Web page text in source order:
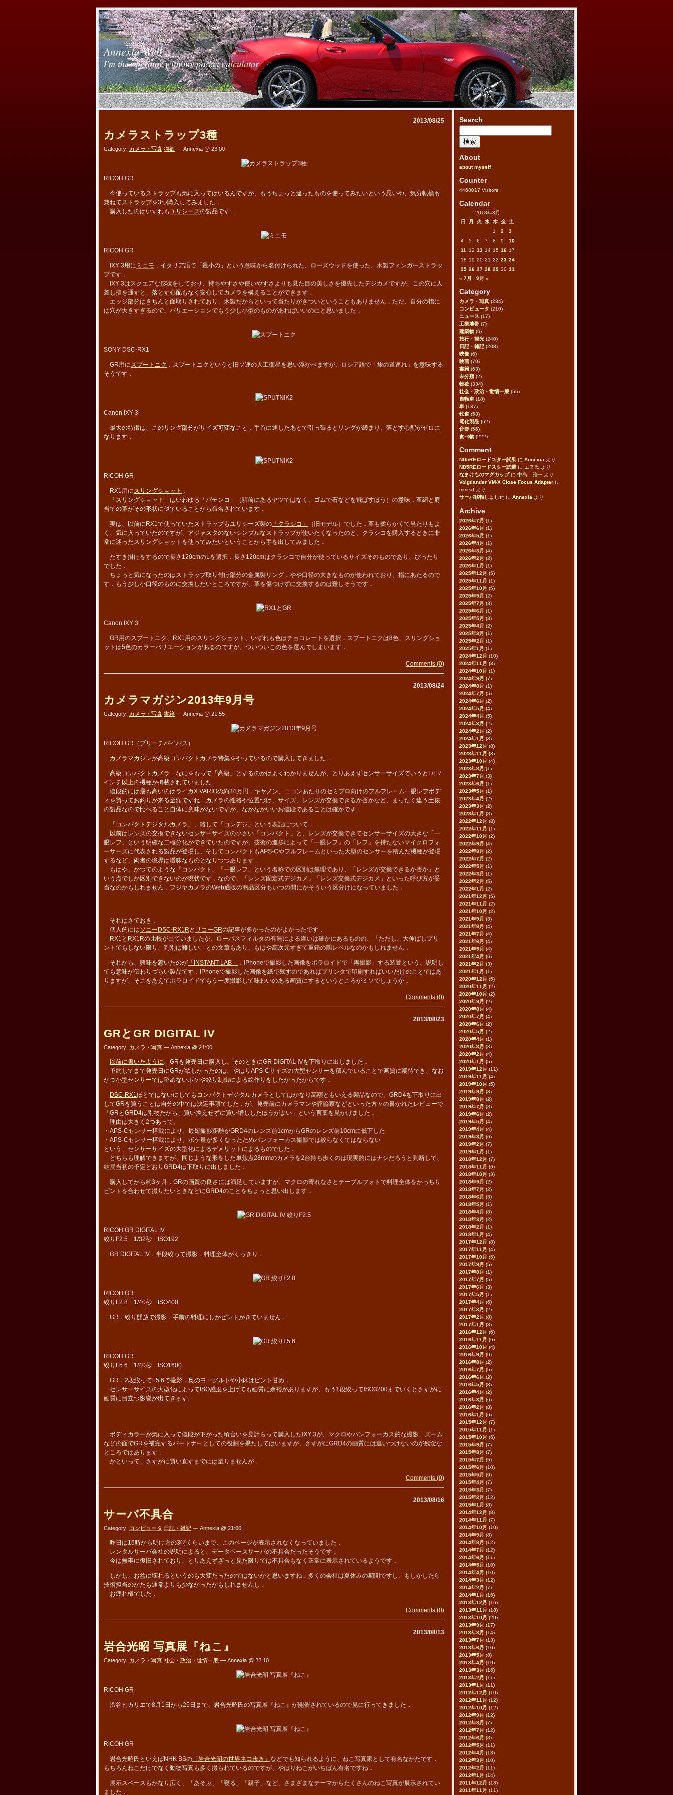
Annexia Web
I'm the operator with my pocket calculator
Search
索:
About
about myself
Counter
4468017 Visitors
Calendar
2013年8月
日
月 火 水 木 金
土
1
2
3
4
5 6 7 8 9
10
11
12 13 14 15 16 17
18 19 20 21 22 23 24
25 26 27 28 29 30 31
« 7月
9月 »
Category
カメラ・写真 (234)
コンピュータ (210)
ニュース (17)
工業地帯 (7)
建築物 (6)
旅行・観光 (240)
日記・雑記(208)
映像 (6)
映画 (79)
書籍 (63)
未分類 (2)
物欲 (334)
社会・政治・世情一般 (55)
自転車 (18)
車 (137)
鉄道 (58)
電化製品 (62)
音楽 (56)
食べ物 (222)
Comment
ND5REロードスター試乗 に Annexia より
ND5REロードスター試乗 に エヌ氏 より
なまけものマグカップに 中島 雅一 より
Voigtlander VM-X Close Focus Adapter に
mmtsd より
サーバ移転しました に Annexia より
Archive
2026年7月 (1)
2026年6月 (1)
2026年5月 (1)
2026年4月 (1)
2026年3月 (4)
2026年2月 (2)
2026年1月 (1)
2025年12月 (5)
2025年11月 (1)
2025年10月 (5)
2025年9月 (2)
2025年7月 (3)
2025年6月 (1)
2025年5月 (3)
2025年4月 (2)
2025年3月 (1)
2025年2月 (1)
2025年1月 (1)
2024年12月 (10)
2024年11月 (3)
2024年10月 (1)
2024年9月 (7)
2024年8月 (1)
2024年7月 (5)
2024年6月 (2)
2024年5月 (4)
2024年4月 (5)
2024年3月 (2)
2024年2月 (2)
2024年1月 (3)
2023年12月 (8)
2023年11月 (3)
2023年10月 (4)
2023年8月 (1)
2023年7月 (3)
2023年6月 (1)
2023年5月 (1)
2023年4月 (2)
2023年3月 (2)
2023年1月 (3)
2022年12月 (8)
2022年11月 (1)
2022年10月 (2)
2022年9月 (4)
2022年8月 (2)
2022年7月 (2)
2022年5月 (1)
2022年3月 (1)
2022年2月 (5)
2022年1月 (2)
2021年12月 (5)
2021年11月 (2)
2021年10月 (2)
2021年9月 (3)
2021年8月 (4)
2021年7月 (4)
2021年6月 (4)
2021年5月 (4)
2021年4月 (6)
2021年2月 (3)
2021年1月 (1)
2020年12月 (5)
2020年11月 (2)
2020年10月 (2)
2020年9月 (2)
2020年8月 (4)
2020年7月 (4)
2020年6月 (2)
2020年5月 (2)
2020年4月 (1)
2020年3月 (3)
2020年2月 (4)
2020年1月 (5)
2019年12月 (11)
2019年11月 (4)
2019年10月 (5)
2019年9月 (3)
2019年8月 (2)
2019年7月 (3)
2019年6月 (2)
2019年5月 (4)
2019年4月 (4)
2019年3月 (6)
2019年2月 (7)
2019年1月 (1)
2018年12月 (7)
2018年11月 (6)
2018年10月 (3)
2018年9月 (2)
2018年7月 (2)
2018年6月 (3)
2018年5月 (1)
2018年4月 (8)
2018年3月 (2)
2018年2月 (1)
2018年1月 (4)
2017年12月 (8)
2017年11月 (4)
2017年10月 (5)
2017年9月 (5)
2017年8月 (1)
2017年7月 (5)
2017年6月 (3)
2017年5月 (1)
2017年4月 (6)
2017年3月 (2)
2017年2月 (8)
2017年1月 (8)
2016年12月 (6)
2016年11月 (6)
2016年10月 (4)
2016年9月 (9)
2016年8月 (2)
2016年7月 (5)
2016年6月 (2)
2016年5月 (3)
2016年4月 (2)
2016年3月 (6)
2016年2月 (8)
2016年1月 (6)
2015年12月 (7)
2015年11月 (1)
2015年10月 (6)
2015年9月 (7)
2015年8月 (7)
2015年7月 (5)
2015年6月 (10)
2015年5月 (9)
2015年4月 (7)
2015年3月 (7)
2015年2月 (12)
2015年1月 (8)
2014年12月 (8)
2014年11月 (7)
2014年10月 (10)
2014年9月 (8)
2014年8月 (12)
2014年7月 (12)
2014年6月 (11)
2014年5月 (10)
2014年4月 (10)
2014年3月 (12)
2014年2月 (7)
2014年1月 (16)
2013年12月 (16)
2013年11月 (18)
2013年10月 (20)
2013年9月 (17)
2013年8月 (14)
2013年7月 (13)
2013年6月 (10)
2013年5月 (8)
2013年4月 (10)
2013年3月 (16)
2013年2月 (11)
2013年1月 (11)
2012年12月 (10)
2012年11月 (12)
2012年10月 (12)
2012年9月 (12)
2012年8月 (7)
2012年7月 (12)
2012年6月 (8)
2012年5月 (11)
2012年4月 (13)
2012年3月 (10)
2012年2月 (11)
2012年1月 (14)
2011年12月 (13)
2011年11月 (11)
2013/08/25
カメラストラップ3種
Category: カメラ・写真 物欲 — Annexia @ 23:00
RICOH GR
今使っているストラップも気に入ってはいるんですが、もうちょっと違ったものを使ってみたいという思いや、気分転換も
兼ねてストラップを3つ購入してみました．
購入したのはいずれも ユリシーズの製品です．
RICOH GR
IXY 3用に ミニモ ．イタリア語で「最小の」という意味から名付けられた、ローズウッドを使った、木製フィンガーストラッ
プです．
IXY 3はスクエアな形状をしており、持ちやすさや使いやすさよりも見た目の美しさを優先したデジカメですが、この穴に人
差し指を通すと、落とす心配もなく安心してカメラを構えることができます．
エッジ部分はきちんと面取りされており、木製だからといって当たりがきついということもありません．ただ、自分の指に
は穴が大きすぎるので、バリエーションでもう少し小型のものがあればいいのにと思いました．
SONY DSC-RX1
GR用に スプートニク ．スプートニクというと旧ソ連の人工衛星を思い浮かべますが、ロシア語で「旅の道連れ」を意味する
そうです．
Canon IXY 3
最大の特徴は、このリング部分がサイズ可変なこと．手首に通したあとで引っ張るとリングが締まり、落とす心配がゼロに
なります．
RICOH GR
RX1用に スリングショット ．
「スリングショット」はいわゆる「パチンコ」（駅前にあるヤツではなく、ゴムで石などを飛ばすほう）の意味．革紐と肩
当ての革がその形状に似ていることから命名されています．
実は、以前にRX1で使っていたストラップもユリシーズ製の 「クラシコ」
（旧モデル）でした．革も柔らかくて当たりもよ
く、気に入っていたのですが、アジャスタのないシンプルなストラップが使いたくなったのと、クラシコを購入するときに非
常に迷ったスリングショットを使ってみたいということから手を出してみました．
たすき掛けをするので長さ120cmのLを選択．長さ120cmはクラシコで自分が使っているサイズそのものであり、ぴったり
でした．
ちょっと気になったのはストラップ取り付け部分の金属製リング．やや口径の大きなものが使われており、指にあたるので
す．もう少し小口径のものに交換したいところですが、革を傷つけずに交換するのは難しそうです．
Canon IXY 3
GR用のスプートニク、RX1用のスリングショット、いずれも色はチョコレートを選択．スプートニクは8色、スリングショ
ットは5色のカラーバリエーションがあるのですが、ついついこの色を選んでしまいます．
Comments (0)
2013/08/24
カメラマガジン2013年9月号
Category: カメラ・写真 書籍 — Annexia @ 21:55
RICOH GR（ブリーチバイパス）
カメラマガジンが高級コンパクトカメラ特集をやっているので購入してきました．
高級コンパクトカメラ．なにをもって「高級」とするのかはよくわかりませんが、とりあえずセンサーサイズでいうと1/1.7
インチ以上の機種が掲載されていました．
値段的には最も高いのはライカX VARIOの約34万円．キヤノン、ニコンあたりのセミプロ向けのフルフレーム一眼レフボデ
ィを買ってお釣りが来る金額ですね．カメラの性格や位置づけ、サイズ、レンズが交換できるか否かなど、まったく違う土俵
の製品なので比べること自体に意味がないですが、なかなかいいお値段であることは確かです．
「コンパクトデジタルカメラ」、略して「コンデジ」という表記について．
以前はレンズの交換できないセンサーサイズの小さい「コンパクト」と、レンズが交換できてセンサーサイズの大きな「一
眼レフ」という明確な二極分化ができていたのですが、技術の進歩によって「一眼レフ」の「レフ」を持たないマイクロフォ
ーサーズに代表される製品が登場し、そしてコンパクトもAPS-Cやフルフレームといった大型のセンサーを積んだ機種が登場
するなど、両者の境界は曖昧なものとなりつつあります．
もはや、かつてのような「コンパクト」「一眼レフ」という名称での区別は無理であり、「レンズが交換できるか否か」と
いう点でしか区別できないのが現状です．なので、「レンズ固定式デジカメ」「レンズ交換式デジカメ」といった呼び方が妥
当なのかもしれません．フジヤカメラのWeb通販の商品区分もいつの間にかそういう区分けになっていました．
それはさておき．
個人的にはソニーDSC-RX1R と リコーGRの記事が多かったのがよかったです．
RX1とRX1Rの比較が出ていましたが、ローパスフィルタの有無による違いは確かにあるものの、「ただし、大伸ばしプリ
ントでもしない限り、判別は難しい」との文章もあり、もはや高次元すぎて重箱の隅レベルなのかもしれません．
それから、興味を惹いたのが 「INSTANT LAB」
．iPhoneで撮影した画像をポラロイドで「再撮影」する装置という、説明し
ても意味が伝わりづらい製品です．iPhoneで撮影した画像を紙で残すのであればプリンタで印刷すればいいだけのことではあ
りますが、そこをあえてポラロイドでもう一度撮影して味わいのある画質にするというところがミソでしょうか．
Comments (0)
2013/08/23
GRとGR DIGITAL IV
Category: カメラ・写真 — Annexia @ 21:00
以前に書いたように 、GRを発売日に購入し、そのときにGR DIGITAL IVを下取りに出しました．
予約してまで発売日にGRが欲しかったのは、やはりAPS-Cサイズの大型センサーを積んでいることで画質に期待でき、なお
かつ小型センサーでは望めないボケや絞り制御による絵作りをしたかったからです．
DSC-RX1 ほどではないにしてもコンパクトデジタルカメラとしてはかなり高額ともいえる製品なので、GRD4を下取りに出
してGRを買うことは自分の中では決定事項でした．が、発売前にカメラマンや評論家などといった方々の書かれたレビューで
「GRとGRD4は別物だから、買い換えせずに買い増ししたほうがよい」という言葉を見かけました．
理由は大きく2つあって、
・APS-Cセンサー搭載により、最短撮影距離がGRD4のレンズ前1cmからGRのレンズ前10cmに低下した
・APS-Cセンサー搭載により、ボケ量が多くなったためパンフォーカス撮影では絞らなくてはならない
という、センサーサイズの大型化によるデメリットによるものでした．
どちらも理解できますが、同じような形をした単焦点28mmのカメラを2台持ち歩くのは現実的にはナシだろうと判断して、
結局当初の予定どおりGRD4は下取りに出しました．
購入してから約3ヶ月．GRの画質の良さには満足していますが、マクロの寄れなさとテーブルフォトで料理全体をかっちり
ピントを合わせて撮りたいときなどにGRD4のことをちょっと思い出します．
RICOH GR DIGITAL IV
絞りF2.5 1/32秒 ISO192
GR DIGITAL IV．半段絞って撮影．料理全体がくっきり．
RICOH GR
絞りF2.8 1/40秒 ISO400
GR．絞り開放で撮影．手前の料理にしかピントがきていません．
RICOH GR
絞りF5.6 1/40秒 ISO1600
GR．2段絞ってF5.6で撮影．奥のヨーグルトや小鉢はピント甘め．
センサーサイズの大型化によってISO感度を上げても画質に余裕がありますが、もう1段絞ってISO3200までいくとさすがに
画質に目立つ影響が出てきます．
ボディカラーが気に入って値段が下がった頃合いを見計らって購入したIXY 3が、マクロやパンフォーカス的な撮影、ズーム
などの面でGRを補完するパートナーとしての役割を果たしてはいますが、さすがにGRD4の画質には追いつけないのが残念な
ところではあります．
かといって、さすがに買い直すまでには至りませんが．
Comments (0)
2013/08/16
サーバ不具合
Category: コンピュータ 日記・雑記 — Annexia @ 21:00
昨日は15時から明け方の3時くらいまで、このページが表示されなくなっていました．
レンタルサーバ会社の説明によると、データベースサーバの不具合だったそうです．
今は無事に復旧されており、とりあえずざっと見た限りでは不具合もなく正常に表示されているようです．
しかし、お盆に壊れるというのも大変だったのではないかと思いますね．多くの会社は夏休みの期間ですし、もしかしたら
技術担当のかたも通常よりも少なかったかもしれませんし．
お疲れ様でした．
Comments (0)
2013/08/13
岩合光昭 写真展『ねこ』
Category: カメラ・写真 社会・政治・世情一般 — Annexia @ 22:10
RICOH GR
渋谷ヒカリエで8月1日から25日まで、岩合光昭氏の写真展『ねこ』が開催されているので見に行ってきました．
RICOH GR
岩合光昭氏といえばNHK BSの 「岩合光昭の世界ネコ歩き」 などでも知られるように、ねこ写真家として有名なかたです．
もちろんねこだけでなく動物写真も多く撮られているのですが、やはりねこがいちばん有名ですね．
展示スペースもかなり広く、「あそぶ」「寝る」「親子」など、さまざまなテーマからたくさんのねこ写真が展示されてい
ました．